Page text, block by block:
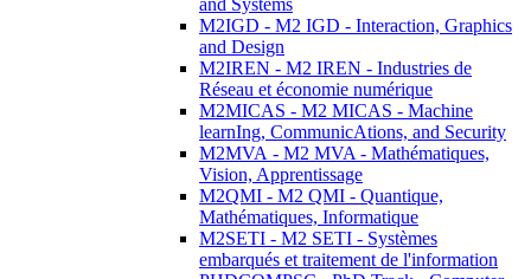
and Systems
M2IGD - M2 IGD - Interaction, Graphics
and Design
M2IREN - M2 IREN - Industries de
Réseau et économie numérique
M2MICAS - M2 MICAS - Machine
learnIng, CommunicAtions, and Security
M2MVA - M2 MVA - Mathématiques,
Vision, Apprentissage
M2QMI - M2 QMI - Quantique,
Mathématiques, Informatique
M2SETI - M2 SETI - Systèmes
embarqués et traitement de l'information